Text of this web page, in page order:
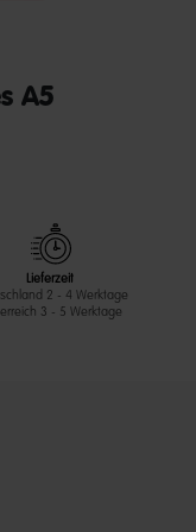
A5
Lieferzeit
2 - 4 Werktage
3 - 5 Werktage